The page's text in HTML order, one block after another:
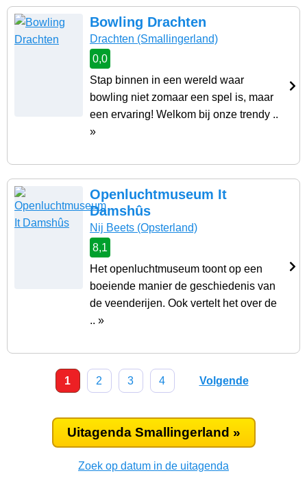
Bowling Drachten
Drachten (Smallingerland)
0,0
Stap binnen in een wereld waar
bowling niet zomaar een spel is, maar
een ervaring! Welkom bij onze trendy ..
»
Openluchtmuseum It
Damshûs
Nij Beets (Opsterland)
8,1
Het openluchtmuseum toont op een
boeiende manier de geschiedenis van
de veenderijen. Ook vertelt het over de
.. »
1 2 3 4 Volgende
Uitagenda Smallingerland »
Zoek op datum in de uitagenda